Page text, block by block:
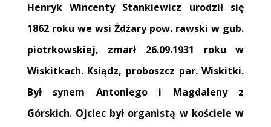
Henryk Wincenty Stankiewicz urodził się
1862 roku we wsi Żdżary pow. rawski w gub.
piotrkowskiej, zmarł 26.09.1931 roku w
Wiskitkach. Ksiądz, proboszcz par. Wiskitki.
Był synem Antoniego i Magdaleny z
Górskich. Ojciec był organistą w kościele w